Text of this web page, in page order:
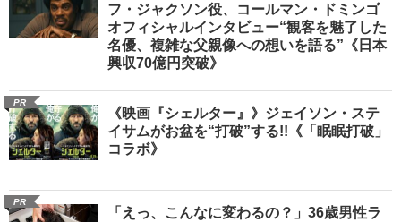
フ・ジャクソン役、コールマン・ドミンゴ
オフィシャルインタビュー“観客を魅了した
名優、複雑な父親像への想いを語る”《日本
興収70億円突破》
PR
《映画『シェルター』》ジェイソン・ステ
イサムがお盆を“打破”する!!《「眠眠打破」
コラボ》
PR
「えっ、こんなに変わるの？」36歳男性ラ